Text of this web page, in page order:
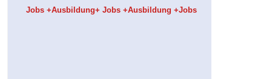
Jobs +Ausbildung+ Jobs +Ausbildung +Jobs